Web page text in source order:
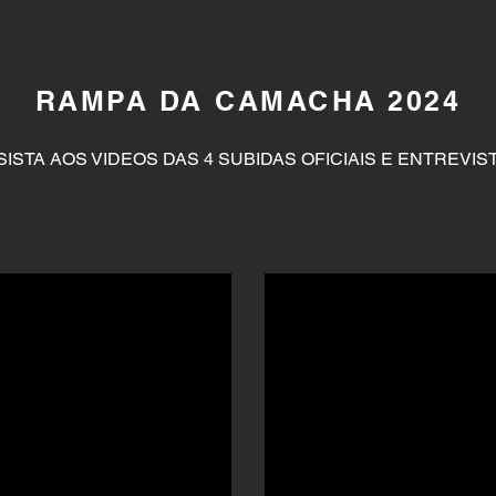
RAMPA DA CAMACHA 2024
AOS VIDEOS DAS 4 SUBIDAS OFICIAIS E